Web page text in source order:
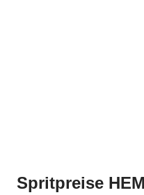
Spritpreise